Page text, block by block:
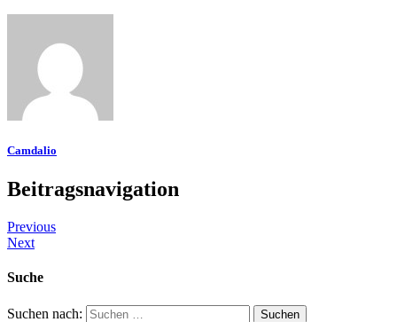
Camdalio
Beitragsnavigation
Previous
Next
Suche
Suchen nach: